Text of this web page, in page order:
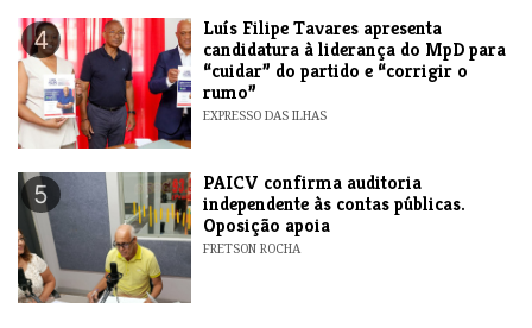
4
Luís Filipe Tavares apresenta
candidatura à liderança do MpD para
“cuidar” do partido e “corrigir o
rumo”
EXPRESSO DAS ILHAS
5
​PAICV confirma auditoria
independente às contas públicas.
Oposição apoia
FRETSON ROCHA